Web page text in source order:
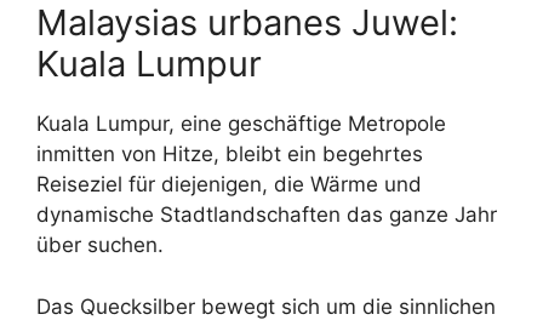
Malaysias urbanes Juwel:
Kuala Lumpur
Kuala Lumpur, eine geschäftige Metropole
inmitten von Hitze, bleibt ein begehrtes
Reiseziel für diejenigen, die Wärme und
dynamische Stadtlandschaften das ganze Jahr
über suchen.
Das Quecksilber bewegt sich um die sinnlichen